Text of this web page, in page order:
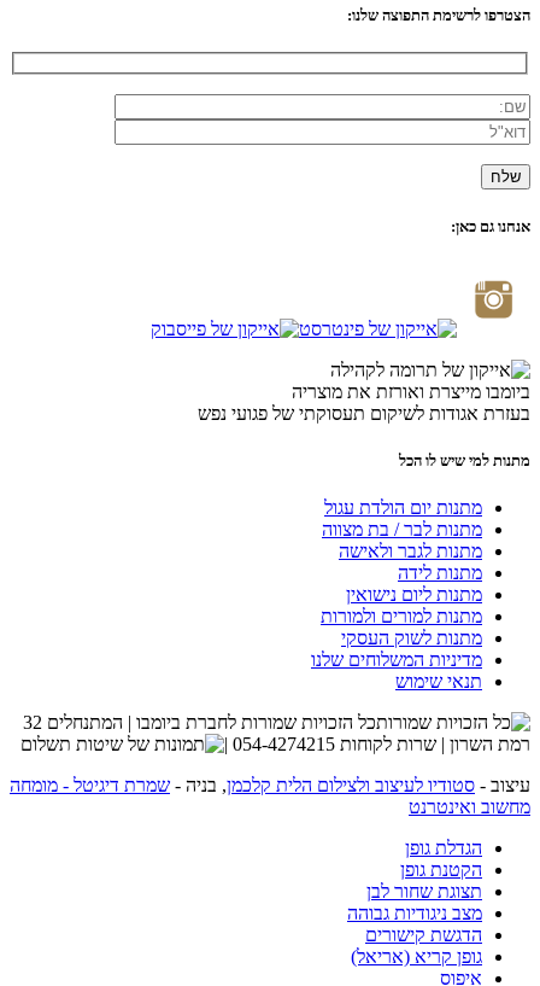
הצטרפו לרשימת התפוצה שלנו:
אנחנו גם כאן:
ביומבו מייצרת ואורזת את מוצריה
בעזרת אגודות לשיקום תעסוקתי של פגועי נפש
מתנות למי שיש לו הכל
מתנות יום הולדת עגול
מתנות לבר / בת מצווה
מתנות לגבר ולאישה
מתנות לידה
מתנות ליום נישואין
מתנות למורים ולמורות
מתנות לשוק העסקי
מדיניות המשלוחים שלנו
תנאי שימוש
כל הזכויות שמורות לחברת ביומבו | המתנחלים 32
רמת השרון | שרות לקוחות 054-4274215 |
עיצוב - סטודיו לעיצוב ולצילום הלית קלכמן, בניה - שמרת דיגיטל - מומחה
מחשוב ואינטרנט
הגדלת גופן
הקטנת גופן
תצוגת שחור לבן
מצב ניגודיות גבוהה
הדגשת קישורים
גופן קריא (אריאל)
איפוס